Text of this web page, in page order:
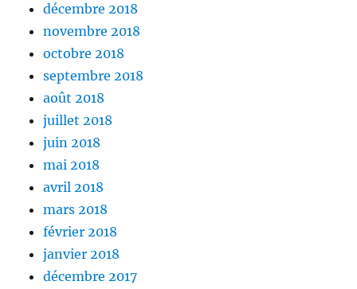
décembre 2018
novembre 2018
octobre 2018
septembre 2018
août 2018
juillet 2018
juin 2018
mai 2018
avril 2018
mars 2018
février 2018
janvier 2018
décembre 2017